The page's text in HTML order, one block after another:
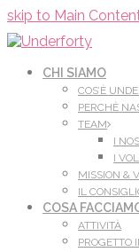
skip to Main
CHI SIAMO
COS’È
PERCHÈ
TEAM
I
I
MISSION &
IL
COSA
ATTIVITÀ
PROGETTO